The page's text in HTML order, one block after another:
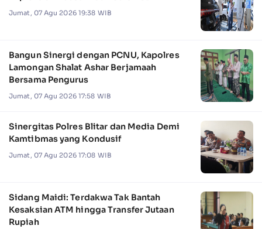
Jumat, 07 Agu 2026 19:38 WIB
Bangun Sinergi dengan PCNU, Kapolres
Lamongan Shalat Ashar Berjamaah
Bersama Pengurus
Jumat, 07 Agu 2026 17:58 WIB
Sinergitas Polres Blitar dan Media Demi
Kamtibmas yang Kondusif
Jumat, 07 Agu 2026 17:08 WIB
Sidang Maidi: Terdakwa Tak Bantah
Kesaksian ATM hingga Transfer Jutaan
Rupiah